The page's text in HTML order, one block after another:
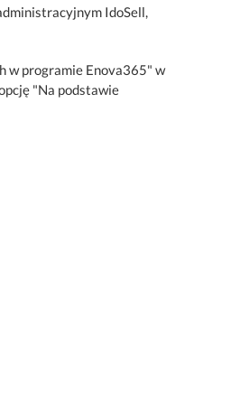
IdoSell,
w programie Enova365" w
"Na podstawie